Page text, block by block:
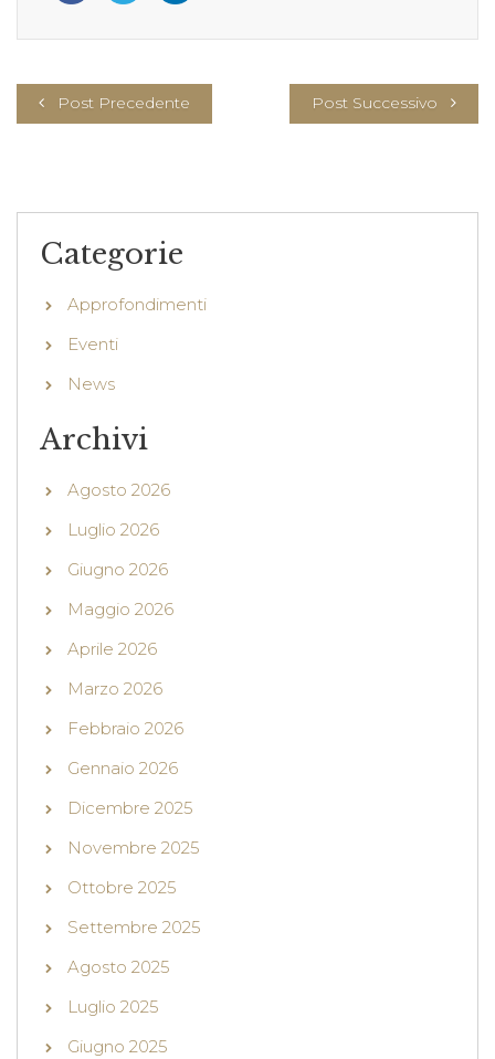
Post Precedente Post Successivo
Categorie
Approfondimenti
Eventi
News
Archivi
Agosto 2026
Luglio 2026
Giugno 2026
Maggio 2026
Aprile 2026
Marzo 2026
Febbraio 2026
Gennaio 2026
Dicembre 2025
Novembre 2025
Ottobre 2025
Settembre 2025
Agosto 2025
Luglio 2025
Giugno 2025